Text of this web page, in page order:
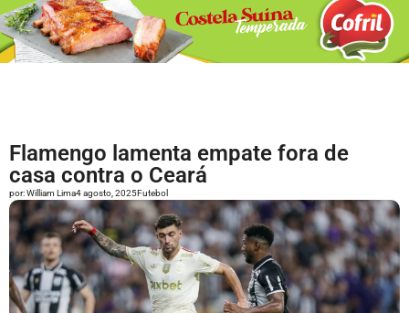
Flamengo lamenta empate fora de
casa contra o Ceará
por:William Lima4 agosto, 2025Futebol